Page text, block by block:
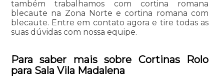
também trabalhamos com cortina romana
blecaute na Zona Norte e cortina romana com
blecaute. Entre em contato agora e tire todas as
suas dúvidas com nossa equipe.
Para saber mais sobre Cortinas Rolo
para Sala Vila Madalena